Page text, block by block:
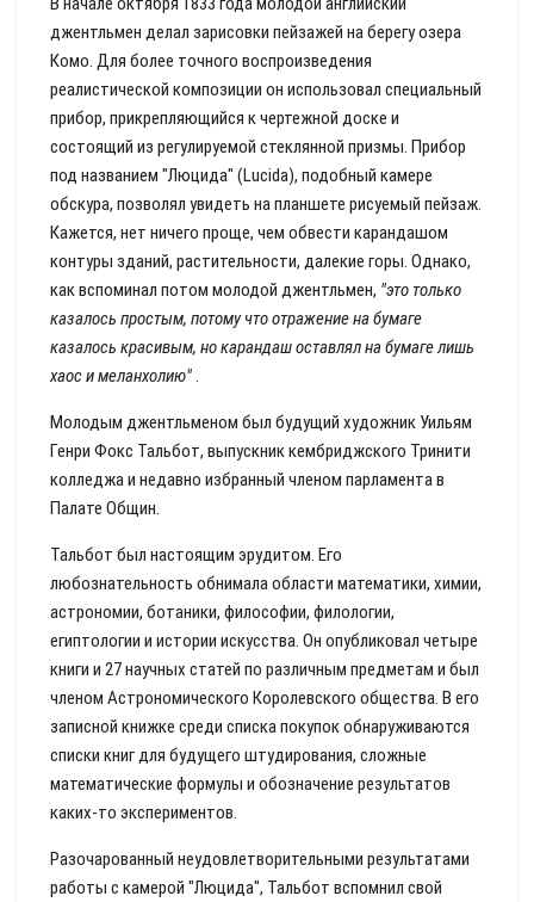
джентльмен делал зарисовки пейзажей на берегу озера
Комо. Для более точного воспроизведения
реалистической композиции он использовал специальный
прибор, прикрепляющийся к чертежной доске и
состоящий из регулируемой стеклянной призмы. Прибор
под названием "Люцида" (Lucida), подобный камере
обскура, позволял увидеть на планшете рисуемый пейзаж.
Кажется, нет ничего проще, чем обвести карандашом
контуры зданий, растительности, далекие горы. Однако,
как вспоминал потом молодой джентльмен, "это только
казалось простым, потому что отражение на бумаге
казалось красивым, но карандаш оставлял на бумаге лишь
хаос и меланхолию".
Молодым джентльменом был будущий художник Уильям
Генри Фокс Тальбот, выпускник кембриджского Тринити
колледжа и недавно избранный членом парламента в
Палате Общин.
Тальбот был настоящим эрудитом. Его
любознательность обнимала области математики, химии,
астрономии, ботаники, философии, филологии,
египтологии и истории искусства. Он опубликовал четыре
книги и 27 научных статей по различным предметам и был
членом Астрономического Королевского общества. В его
записной книжке среди списка покупок обнаруживаются
списки книг для будущего штудирования, сложные
математические формулы и обозначение результатов
каких-то экспериментов.
Разочарованный неудовлетворительными результатами
работы с камерой "Люцида", Тальбот вспомнил свой